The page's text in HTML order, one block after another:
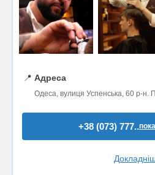
📍 Адреса
Одеса, вулиця Успенська, 60 р-н.
+38 (073) 777..